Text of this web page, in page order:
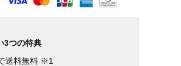
3つの特典
送料無料 ※1